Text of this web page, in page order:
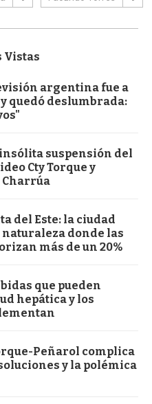
Vistas
argentina fue a
quedó deslumbrada:
insólita suspensión del
Cty Torque y
Charrúa
del Este: la ciudad
donde las
más de un 20%
que pueden
hepática y los
Peñarol complica
y la polémica